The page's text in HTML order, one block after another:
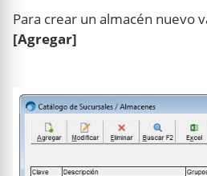
Para crear un almacén nuevo
[Agregar]